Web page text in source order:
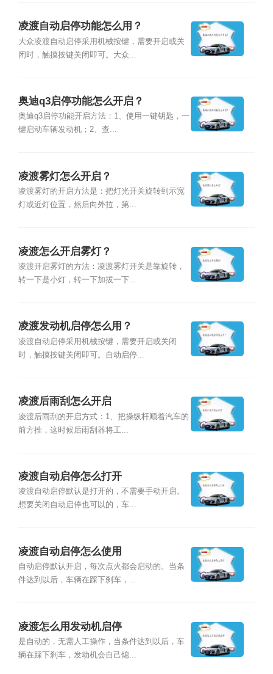
凌渡自动启停功能怎么用？
大众凌渡自动启停采用机械按键，需要开启或关
闭时，触摸按键关闭即可。大众...
奥迪q3启停功能怎么开启？
奥迪q3启停功能开启方法：1、使用一键钥匙，一
键启动车辆发动机；2、查...
凌渡雾灯怎么开启？
凌渡雾灯的开启方法是：把灯光开关旋转到示宽
灯或近灯位置，然后向外拉，第...
凌渡怎么开启雾灯？
凌渡开启雾灯的方法：凌渡雾灯开关是靠旋转，
转一下是小灯，转一下加拔一下...
凌渡发动机启停怎么用？
凌渡自动启停采用机械按键，需要开启或关闭
时，触摸按键关闭即可。自动启停...
凌渡后雨刮怎么开启
凌渡后雨刮的开启方式：1、把操纵杆顺着汽车的
前方推，这时候后雨刮器将工...
凌渡自动启停怎么打开
凌渡自动启停默认是打开的，不需要手动开启。
想要关闭自动启停也可以的，车...
凌渡自动启停怎么使用
自动启停默认开启，每次点火都会启动的。当条
件达到以后，车辆在踩下刹车，...
凌渡怎么用发动机启停
是自动的，无需人工操作，当条件达到以后，车
辆在踩下刹车，发动机会自己熄...